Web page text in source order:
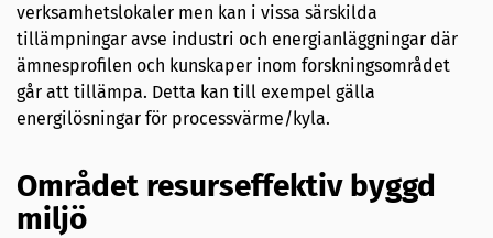
verksamhetslokaler men kan i vissa särskilda
tillämpningar avse industri och energianläggningar där
ämnesprofilen och kunskaper inom forskningsområdet
går att tillämpa. Detta kan till exempel gälla
energilösningar för processvärme/kyla.
Området resurseffektiv byggd
miljö